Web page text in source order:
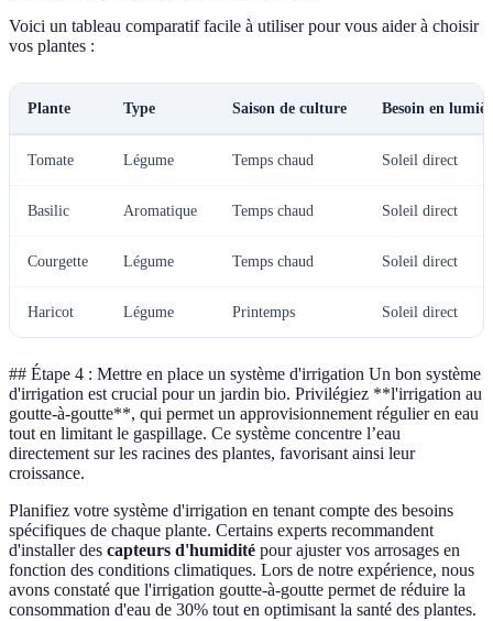
Voici un tableau comparatif facile à utiliser pour vous aider à choisir
vos plantes :
Plante Type Saison de culture Besoin en
Tomate Légume Temps chaud Soleil direct
Basilic Aromatique Temps chaud Soleil direct
Courgette Légume Temps chaud Soleil direct
Haricot Légume Printemps Soleil direct
## Étape 4 : Mettre en place un système d'irrigation Un bon système
d'irrigation est crucial pour un jardin bio. Privilégiez **l'irrigation au
goutte-à-goutte**, qui permet un approvisionnement régulier en eau
tout en limitant le gaspillage. Ce système concentre l’eau
directement sur les racines des plantes, favorisant ainsi leur
croissance.
Planifiez votre système d'irrigation en tenant compte des besoins
spécifiques de chaque plante. Certains experts recommandent
d'installer des capteurs d'humidité pour ajuster vos arrosages en
fonction des conditions climatiques. Lors de notre expérience, nous
avons constaté que l'irrigation goutte-à-goutte permet de réduire la
consommation d'eau de 30% tout en optimisant la santé des plantes.